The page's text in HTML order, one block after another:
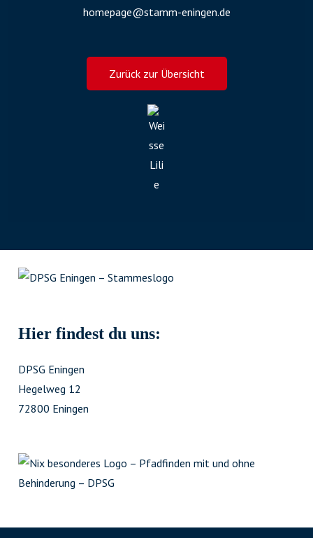
homepage@stamm-eningen.de
Zurück zur Übersicht
Hier findest du uns:
DPSG Eningen
Hegelweg 12
72800 Eningen